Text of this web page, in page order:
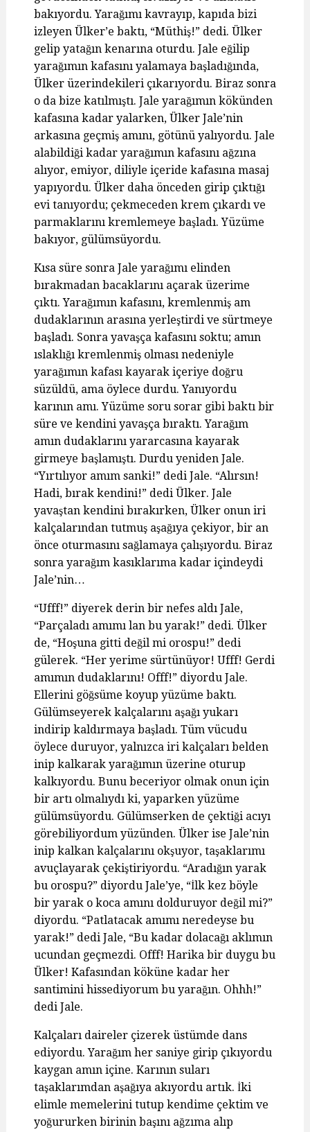
bakıyordu. Yarağımı kavrayıp, kapıda bizi
izleyen Ülker’e baktı, “Müthiş!” dedi. Ülker
gelip yatağın kenarına oturdu. Jale eğilip
yarağımın kafasını yalamaya başladığında,
Ülker üzerindekileri çıkarıyordu. Biraz sonra
o da bize katılmıştı. Jale yarağımın kökünden
kafasına kadar yalarken, Ülker Jale’nin
arkasına geçmiş amını, götünü yalıyordu. Jale
alabildiği kadar yarağımın kafasını ağzına
alıyor, emiyor, diliyle içeride kafasına masaj
yapıyordu. Ülker daha önceden girip çıktığı
evi tanıyordu; çekmeceden krem çıkardı ve
parmaklarını kremlemeye başladı. Yüzüme
bakıyor, gülümsüyordu.
Kısa süre sonra Jale yarağımı elinden
bırakmadan bacaklarını açarak üzerime
çıktı. Yarağımın kafasını, kremlenmiş am
dudaklarının arasına yerleştirdi ve sürtmeye
başladı. Sonra yavaşça kafasını soktu; amın
ıslaklığı kremlenmiş olması nedeniyle
yarağımın kafası kayarak içeriye doğru
süzüldü, ama öylece durdu. Yanıyordu
karının amı. Yüzüme soru sorar gibi baktı bir
süre ve kendini yavaşça bıraktı. Yarağım
amın dudaklarını yararcasına kayarak
girmeye başlamıştı. Durdu yeniden Jale.
“Yırtılıyor amım sanki!” dedi Jale. “Alırsın!
Hadi, bırak kendini!” dedi Ülker. Jale
yavaştan kendini bırakırken, Ülker onun iri
kalçalarından tutmuş aşağıya çekiyor, bir an
önce oturmasını sağlamaya çalışıyordu. Biraz
sonra yarağım kasıklarıma kadar içindeydi
Jale’nin…
“Ufff!” diyerek derin bir nefes aldı Jale,
“Parçaladı amımı lan bu yarak!” dedi. Ülker
de, “Hoşuna gitti değil mi orospu!” dedi
gülerek. “Her yerime sürtünüyor! Ufff! Gerdi
amımın dudaklarını! Offf!” diyordu Jale.
Ellerini göğsüme koyup yüzüme baktı.
Gülümseyerek kalçalarını aşağı yukarı
indirip kaldırmaya başladı. Tüm vücudu
öylece duruyor, yalnızca iri kalçaları belden
inip kalkarak yarağımın üzerine oturup
kalkıyordu. Bunu beceriyor olmak onun için
bir artı olmalıydı ki, yaparken yüzüme
gülümsüyordu. Gülümserken de çektiği acıyı
görebiliyordum yüzünden. Ülker ise Jale’nin
inip kalkan kalçalarını okşuyor, taşaklarımı
avuçlayarak çekiştiriyordu. “Aradığın yarak
bu orospu?” diyordu Jale’ye, “İlk kez böyle
bir yarak o koca amını dolduruyor değil mi?”
diyordu. “Patlatacak amımı neredeyse bu
yarak!” dedi Jale, “Bu kadar dolacağı aklımın
ucundan geçmezdi. Offf! Harika bir duygu bu
Ülker! Kafasından köküne kadar her
santimini hissediyorum bu yarağın. Ohhh!”
dedi Jale.
Kalçaları daireler çizerek üstümde dans
ediyordu. Yarağım her saniye girip çıkıyordu
kaygan amın içine. Karının suları
taşaklarımdan aşağıya akıyordu artık. İki
elimle memelerini tutup kendime çektim ve
yoğururken birinin başını ağzıma alıp